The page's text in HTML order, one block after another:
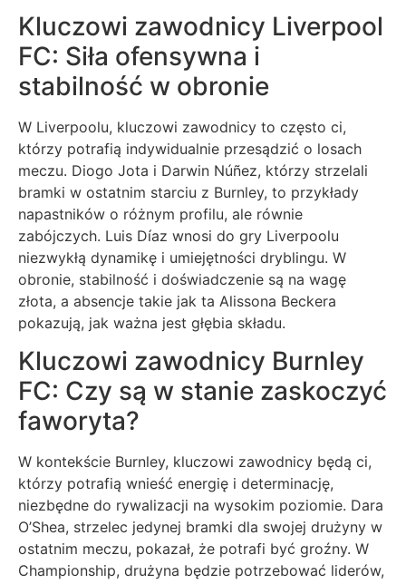
Kluczowi zawodnicy Liverpool
FC: Siła ofensywna i
stabilność w obronie
W Liverpoolu, kluczowi zawodnicy to często ci,
którzy potrafią indywidualnie przesądzić o losach
meczu. Diogo Jota i Darwin Núñez, którzy strzelali
bramki w ostatnim starciu z Burnley, to przykłady
napastników o różnym profilu, ale równie
zabójczych. Luis Díaz wnosi do gry Liverpoolu
niezwykłą dynamikę i umiejętności dryblingu. W
obronie, stabilność i doświadczenie są na wagę
złota, a absencje takie jak ta Alissona Beckera
pokazują, jak ważna jest głębia składu.
Kluczowi zawodnicy Burnley
FC: Czy są w stanie zaskoczyć
faworyta?
W kontekście Burnley, kluczowi zawodnicy będą ci,
którzy potrafią wnieść energię i determinację,
niezbędne do rywalizacji na wysokim poziomie. Dara
O’Shea, strzelec jedynej bramki dla swojej drużyny w
ostatnim meczu, pokazał, że potrafi być groźny. W
Championship, drużyna będzie potrzebować liderów,